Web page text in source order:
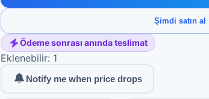
Şimdi satın al
Ödeme sonrası anında teslimat
Eklenebilir: 1
Notify me when price drops